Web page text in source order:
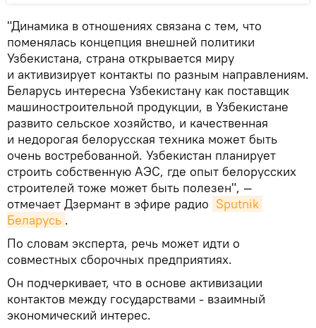
"Динамика в отношениях связана с тем, что
поменялась концепция внешней политики
Узбекистана, страна открывается миру
и активизирует контакты по разным направлениям.
Беларусь интересна Узбекистану как поставщик
машиностроительной продукции, в Узбекистане
развито сельское хозяйство, и качественная
и недорогая белорусская техника может быть
очень востребованной. Узбекистан планирует
строить собственную АЭС, где опыт белорусских
строителей тоже может быть полезен", —
отмечает Дзермант в эфире радио Sputnik
Беларусь .
По словам эксперта, речь может идти о
совместных сборочных предприятиях.
Он подчеркивает, что в основе активизации
контактов между государствами - взаимный
экономический интерес.